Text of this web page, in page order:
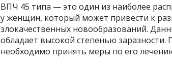
ВПЧ 45 типа — это один из наиболее
у женщин, который может привести к
злокачественных новообразований.
обладает высокой степенью
необходимо принять меры по его